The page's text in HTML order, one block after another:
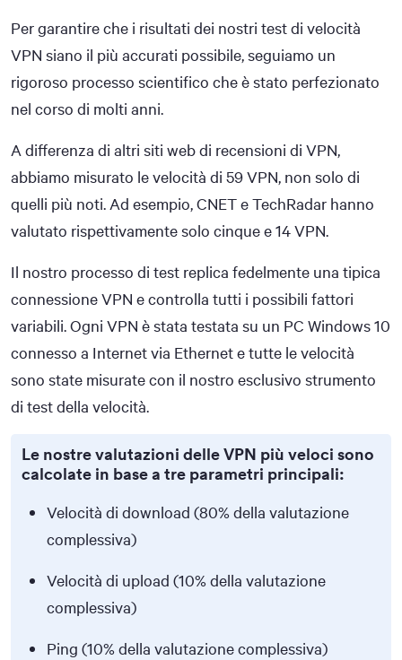
Per garantire che i risultati dei nostri test di velocità
VPN siano il più accurati possibile, seguiamo un
rigoroso processo scientifico che è stato perfezionato
nel corso di molti anni.
A differenza di altri siti web di recensioni di VPN,
abbiamo misurato le velocità di 59 VPN, non solo di
quelli più noti. Ad esempio, CNET e TechRadar hanno
valutato rispettivamente solo cinque e 14 VPN.
Il nostro processo di test replica fedelmente una tipica
connessione VPN e controlla tutti i possibili fattori
variabili. Ogni VPN è stata testata su un PC Windows 10
connesso a Internet via Ethernet e tutte le velocità
sono state misurate con il nostro esclusivo strumento
di test della velocità.
Le nostre valutazioni delle VPN più veloci sono
calcolate in base a tre parametri principali:
Velocità di download (80% della valutazione
complessiva)
Velocità di upload (10% della valutazione
complessiva)
Ping (10% della valutazione complessiva)